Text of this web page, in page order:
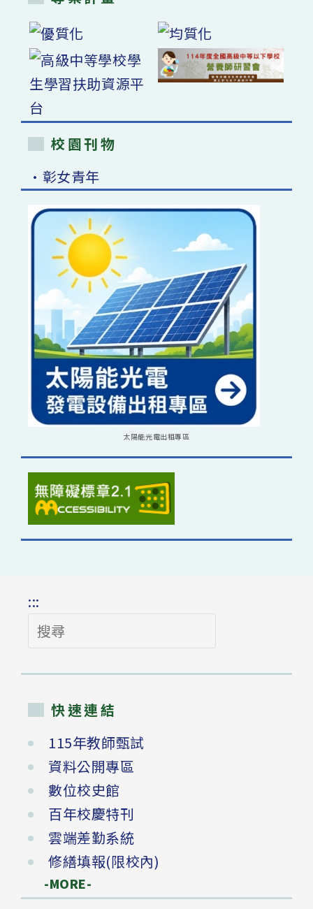
校園刊物
•彰女青年
太陽能光電出租專區
:::
搜
尋
快速連結
115年教師甄試
資料公開專區
數位校史館
百年校慶特刊
雲端差勤系統
修繕填報(限校內)
-MORE-